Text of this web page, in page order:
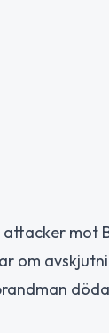
mot
om